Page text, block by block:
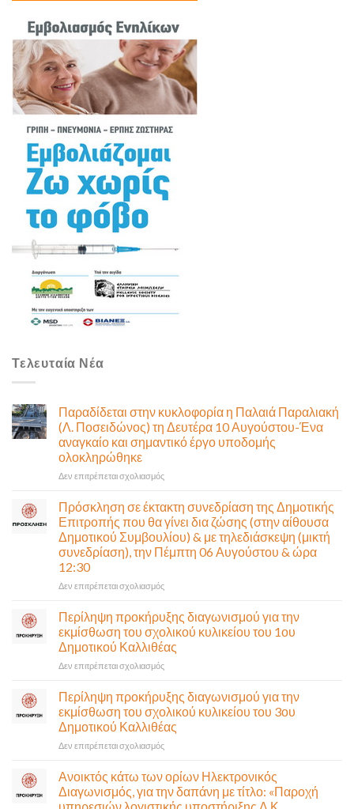
Τελευταία Νέα
Παραδίδεται στην κυκλοφορία η Παλαιά Παραλιακή
(Λ. Ποσειδώνος) τη Δευτέρα 10 Αυγούστου-Ένα
αναγκαίο και σημαντικό έργο υποδομής
ολοκληρώθηκε
Δεν επιτρέπεται σχολιασμόςστο
κυκλοφορία
η
Παλαιά
Παραλιακή
10
Αυγούστου-
Ένα
αναγκαίο
έργο
υποδομής
ολοκληρώθηκε
Πρόσκληση σε έκτακτη συνεδρίαση της Δημοτικής
Επιτροπής που θα γίνει δια ζώσης (στην αίθουσα
Δημοτικού Συμβουλίου) & με τηλεδιάσκεψη (μικτή
συνεδρίαση), την Πέμπτη 06 Αυγούστου & ώρα
12:30
Δεν επιτρέπεται σχολιασμόςστο
σε
έκτακτη
συνεδρίαση
της
Δημοτικής
που
θα
γίνει
δια
ζώσης
αίθουσα
Δημοτικού
Συμβουλίου)
Περίληψη προκήρυξης διαγωνισμού για την
εκμίσθωση του σχολικού κυλικείου του 1ου
Δημοτικού Καλλιθέας
Δεν επιτρέπεται σχολιασμόςστο
προκήρυξης
διαγωνισμού
για
την
εκμίσθωση
σχολικού
κυλικείου
του
Περίληψη προκήρυξης διαγωνισμού για την
εκμίσθωση του σχολικού κυλικείου του 3ου
Δημοτικού Καλλιθέας
Δεν επιτρέπεται σχολιασμόςστο
προκήρυξης
διαγωνισμού
για
Ανοικτός κάτω των ορίων Ηλεκτρονικός
Διαγωνισμός, για την δαπάνη με τίτλο: «Παροχή
υπηρεσιών λογιστικής υποστήριξης Δ.Κ.